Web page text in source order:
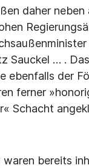
daher
Sauckel … .
ebenfalls der
ferner
Schacht
bereits